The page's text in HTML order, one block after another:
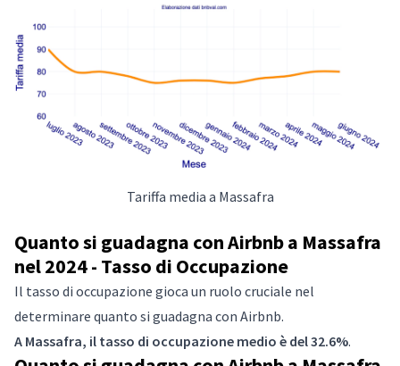
Tariffa media a Massafra
Quanto si guadagna con Airbnb a Massafra
nel 2024 - Tasso di Occupazione
Il tasso di occupazione gioca un ruolo cruciale nel
determinare quanto si guadagna con Airbnb.
A Massafra, il tasso di occupazione medio è del 32.6%.